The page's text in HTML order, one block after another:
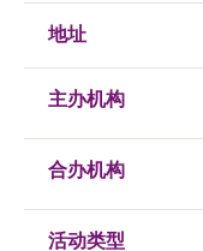
地址
主办机构
合办机构
活动类型